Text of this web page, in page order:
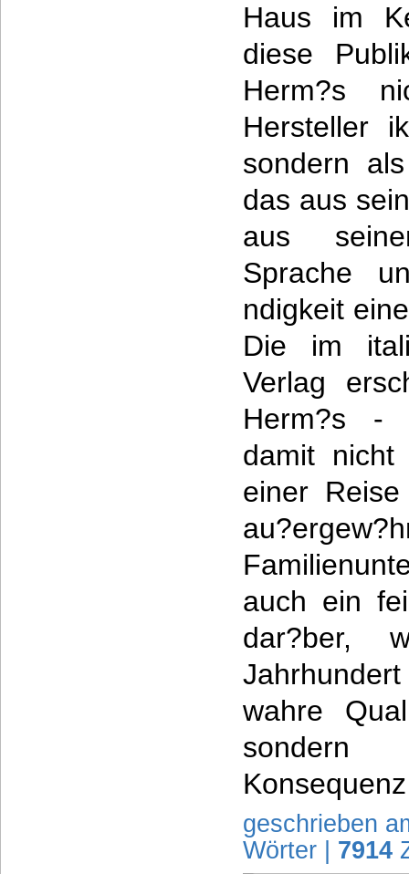
Haus im
diese
Herm?s
Hersteller
sondern
das aus
aus
Sprache
ndigkeit
Die im
Verlag
Herm?s -
damit
einer
auch ein
dar?ber,
wahre
geschrieben
Wörter | 7914